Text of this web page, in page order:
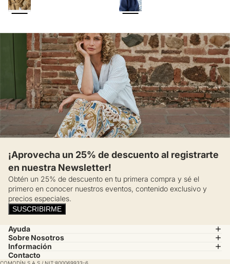
¡Aprovecha un 25% de descuento al registrarte
en nuestra Newsletter!
Obtén un 25% de descuento en tu primera compra y sé el
primero en conocer nuestros eventos, contenido exclusivo y
precios especiales.
SUSCRIBIRME
Ayuda
Sobre Nosotros
Información
Contacto